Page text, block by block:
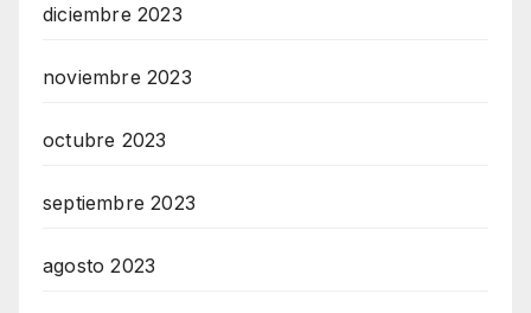
diciembre 2023
noviembre 2023
octubre 2023
septiembre 2023
agosto 2023